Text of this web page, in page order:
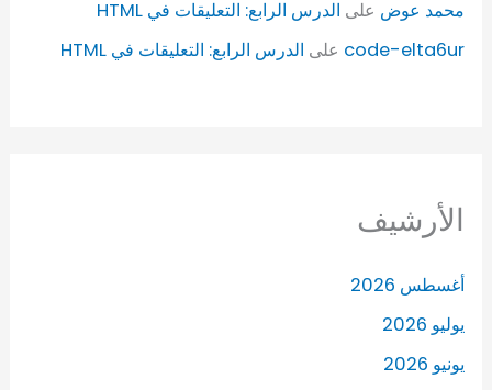
محمد عوض على الدرس الرابع: التعليقات في HTML
code-elta6ur على الدرس الرابع: التعليقات في HTML
الأرشيف
أغسطس 2026
يوليو 2026
يونيو 2026